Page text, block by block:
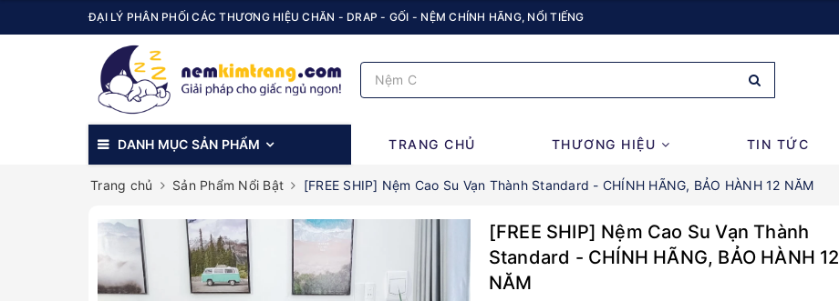
ĐẠI LÝ PHÂN PHỐI CÁC THƯƠNG HIỆU CHĂN - DRAP - GỐI - NỆM CHÍNH HÃNG, NỔI TIẾNG
DANH MỤC SẢN PHẨM TRANG CHỦ THƯƠNG HIỆU TIN TỨC
Trang chủ Sản Phẩm Nổi Bật [FREE SHIP] Nệm Cao Su Vạn Thành Standard - CHÍNH HÃNG, BẢO HÀNH 12 NĂM
[FREE SHIP] Nệm Cao Su Vạn Thành
Standard - CHÍNH HÃNG, BẢO HÀNH 12
NĂM